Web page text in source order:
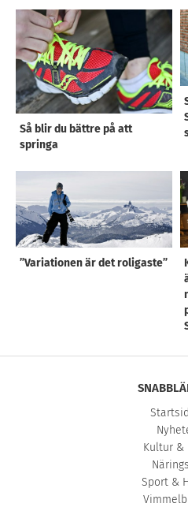
Så blir du bättre på att
springa
”Variationen är det roligaste”
Kultur &
Sport &